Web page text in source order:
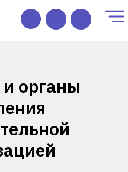
L
органы